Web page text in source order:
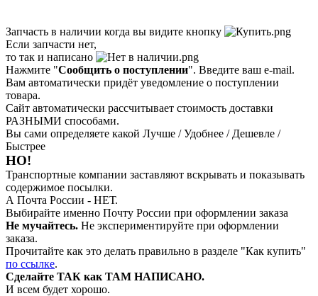
Запчасть в наличии когда вы видите кнопку
Если запчасти нет,
то так и написано
Нажмите "Сообщить о поступлении". Введите ваш e-mail.
Вам автоматически придёт уведомление о поступлении
товара.
Сайт автоматически рассчитывает стоимость доставки
РАЗНЫМИ способами.
Вы сами определяете какой Лучше / Удобнее / Дешевле /
Быстрее
НО!
Транспортные компании заставляют вскрывать и показывать
содержимое посылки.
А Почта России - НЕТ.
Выбирайте именно Почту России при оформлении заказа
Не мучайтесь. Не экспериментируйте при оформлении
заказа.
Прочитайте как это делать правильно в разделе "Как купить"
по ссылке.
Сделайте ТАК как ТАМ НАПИСАНО.
И всем будет хорошо.